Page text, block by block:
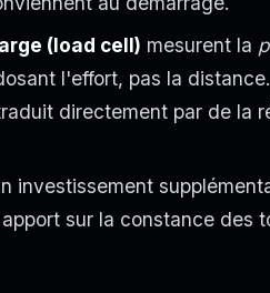
(load cell) mesurent la
l'effort, pas la
directement par de la
investissement
sur la constance des